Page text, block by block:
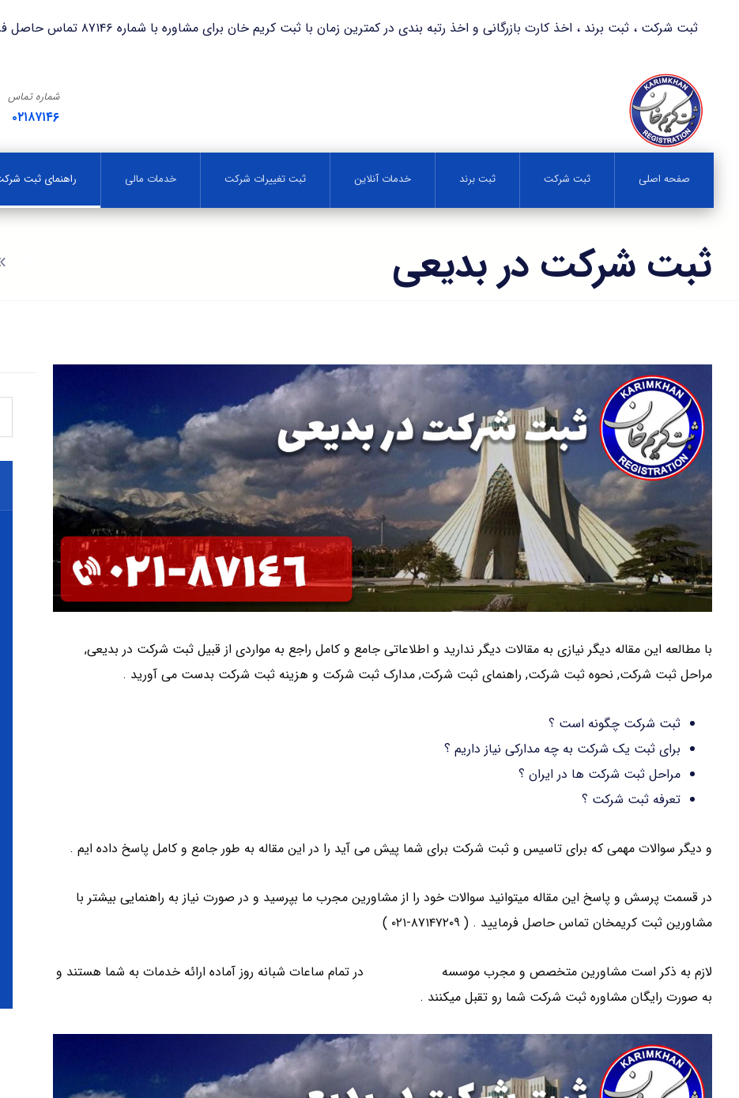
ثبت شرکت ، ثبت برند ، اخذ کارت بازرگانی و اخذ رتبه بندی در کمترین زمان با ثبت کریم خان برای مشاوره با شماره ۸۷۱۴۶ تماس حاصل فرمایید.
شماره تماس
۰۲۱۸۷۱۴۶
صفحه اصلی ثبت شرکت ثبت برند خدمات آنلاین ثبت تغییرات شرکت خدمات مالی راهنمای ثبت
ثبت شرکت در بدیعی
با مطالعه این مقاله دیگر نیازی به مقالات دیگر ندارید و اطلاعاتی جامع و کامل راجع به مواردی از قبیل ثبت شرکت در بدیعی,
مراحل ثبت شرکت, نحوه ثبت شرکت, راهنمای ثبت شرکت, مدارک ثبت شرکت و هزینه ثبت شرکت بدست می آورید .
ثبت شرکت چگونه است ؟
برای ثبت یک شرکت به چه مدارکی نیاز داریم ؟
مراحل ثبت شرکت ها در ایران ؟
تعرفه ثبت شرکت ؟
و دیگر سوالات مهمی که برای تاسیس و ثبت شرکت برای شما پیش می آید را در این مقاله به طور جامع و کامل پاسخ داده ایم .
در قسمت پرسش و پاسخ این مقاله میتوانید سوالات خود را از مشاورین مجرب ما بپرسید و در صورت نیاز به راهنمایی بیشتر با
مشاورین ثبت کریمخان تماس حاصل فرمایید . ( ۸۷۱۴۷۲۰۹-۰۲۱ )
لازم به ذکر است مشاورین متخصص و مجرب موسسه
در تمام ساعات شبانه روز آماده ارائه خدمات به شما هستند و
به صورت رایگان مشاوره ثبت شرکت شما رو تقبل میکنند .